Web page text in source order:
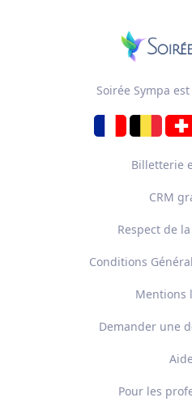
Soirée Sympa
Billetterie
CRM
Respect de
Conditions
Mentions
Demander une
Aide
Pour les